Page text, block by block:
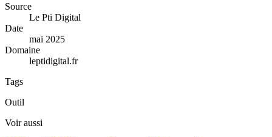
Source
Le Pti Digital
Date
mai 2025
Domaine
leptidigital.fr
Tags
Outil
Voir aussi